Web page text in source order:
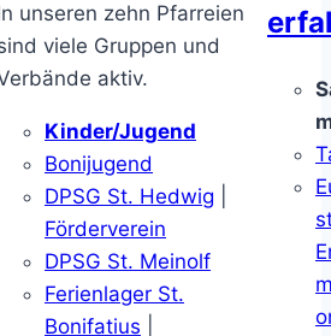
unseren zehn Pfarreien
viele Gruppen und
aktiv.
Kinder/Jugend
Bonijugend
DPSG St. Hedwig
Förderverein
DPSG St. Meinolf
Ferienlager St.
Bonifatius